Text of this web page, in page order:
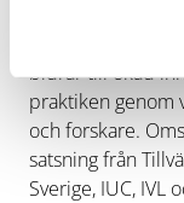
Kärnan är
bidrar till ökad
praktiken genom
och forskare.
satsning från
Sverige, IUC, IVL